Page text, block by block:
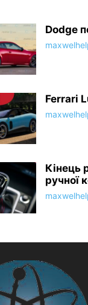
Dodge
Ferrari
Кінець
ручної